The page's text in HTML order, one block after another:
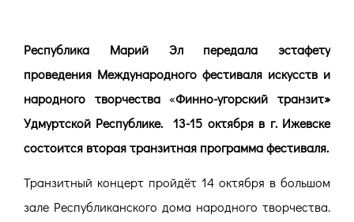
Республика Марий Эл передала эстафету
проведения Международного фестиваля искусств и
народного творчества«Финно-угорский транзит»
Удмуртской Республике. 13-15 октября в г. Ижевске
состоится вторая транзитная программа фестиваля.
Транзитный концерт пройдёт 14 октября в большом
зале Республиканского дома народного творчества.